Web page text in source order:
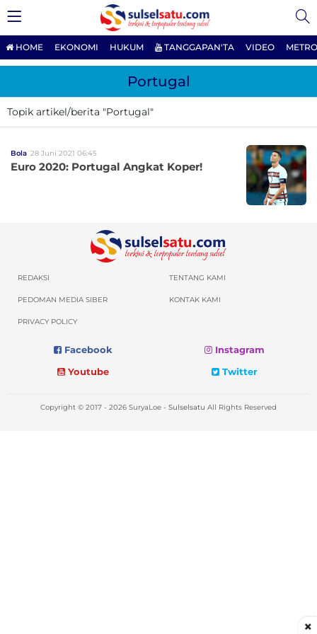
HOME EKONOMI HUKUM TANGGAPAN'TA VIDEO
Portugal
Topik artikel/berita "Portugal"
Bola 28 Juni 2021 06:45
Euro 2020: Portugal Angkat Koper!
REDAKSI TENTANG KAMI
PEDOMAN MEDIA SIBER KONTAK KAMI
PRIVACY POLICY
Facebook
Instagram
Youtube
Twitter
Copyright © 2017 - 2026 SuryaLoe - Sulselsatu All Rights Reserved
×